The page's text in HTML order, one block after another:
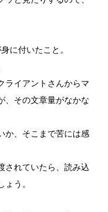
に付いたこと。
ライアントさんからマ
、その文章量がなかな
か、そこまで苦には感
されていたら、読み込
う。